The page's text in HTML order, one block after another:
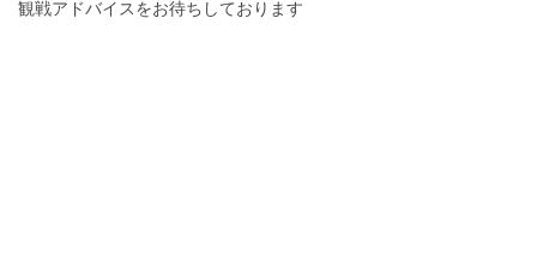
観戦アドバイスをお待ちしております